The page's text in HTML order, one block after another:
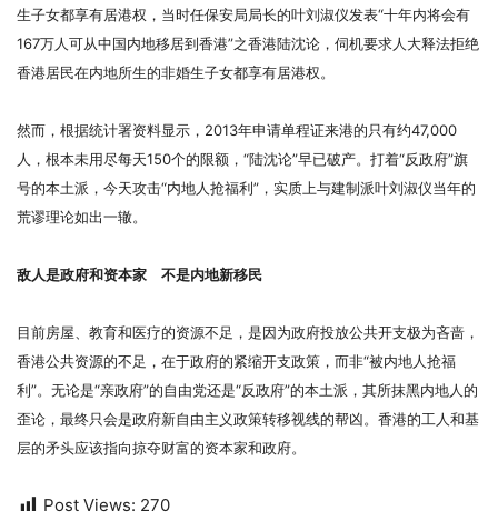
生子女都享有居港权，当时任保安局局长的叶刘淑仪发表“十年内将会有
167万人可从中国内地移居到香港”之香港陆沈论，伺机要求人大释法拒绝
香港居民在内地所生的非婚生子女都享有居港权。
然而，根据统计署资料显示，2013年申请单程证来港的只有约47,000
人，根本未用尽每天150个的限额，“陆沈论”早已破产。打着“反政府”旗
号的本土派，今天攻击“内地人抢福利”，实质上与建制派叶刘淑仪当年的
荒谬理论如出一辙。
敌人是政府和资本家 不是内地新移民
目前房屋、教育和医疗的资源不足，是因为政府投放公共开支极为吝啬，
香港公共资源的不足，在于政府的紧缩开支政策，而非“被内地人抢福
利”。无论是“亲政府”的自由党还是“反政府”的本土派，其所抹黑内地人的
歪论，最终只会是政府新自由主义政策转移视线的帮凶。香港的工人和基
层的矛头应该指向掠夺财富的资本家和政府。
Post Views: 270